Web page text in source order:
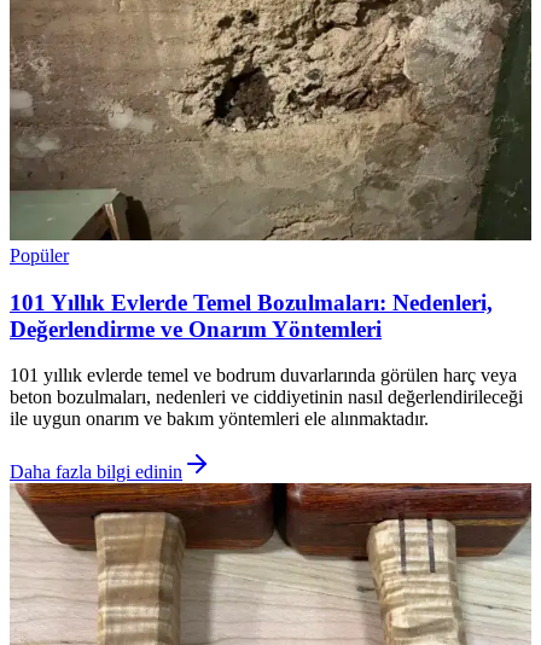
Popüler
101 Yıllık Evlerde Temel Bozulmaları: Nedenleri,
Değerlendirme ve Onarım Yöntemleri
101 yıllık evlerde temel ve bodrum duvarlarında görülen harç veya
beton bozulmaları, nedenleri ve ciddiyetinin nasıl değerlendirileceği
ile uygun onarım ve bakım yöntemleri ele alınmaktadır.
Daha fazla bilgi edinin